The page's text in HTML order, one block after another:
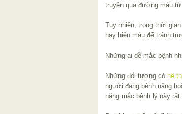
truyền qua đường máu từ
Tuy nhiên, trong thời
hay hiến máu để tránh
Những ai dễ mắc bệnh
Những đối tượng có hệ
người đang bệnh nặng
năng mắc bệnh lý này rất